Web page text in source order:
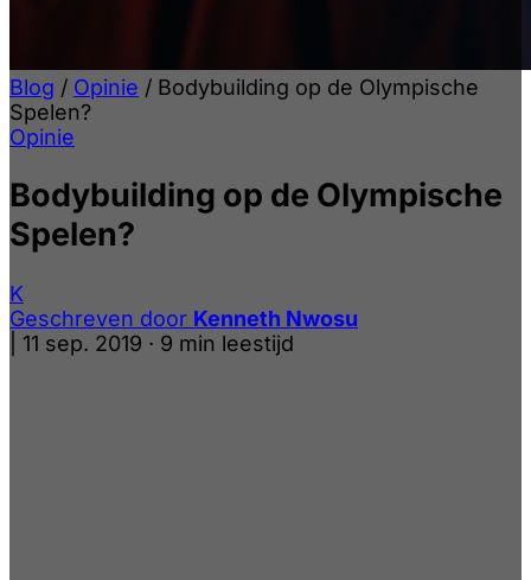
Blog / Opinie / Bodybuilding op de Olympische
Spelen?
Opinie
Bodybuilding op de Olympische
Spelen?
K
Geschreven door Kenneth Nwosu
11 sep. 2019 · 9 min leestijd